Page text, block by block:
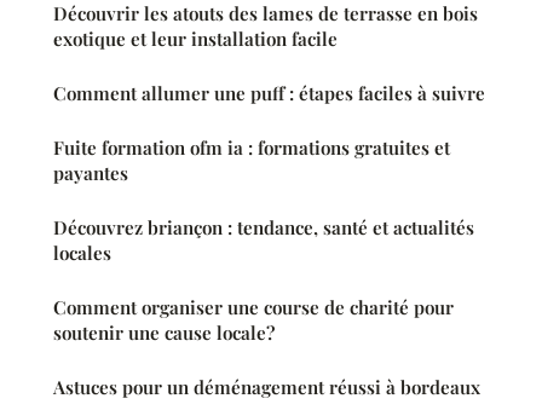
Découvrir les atouts des lames de terrasse en bois
exotique et leur installation facile
Comment allumer une puff : étapes faciles à suivre
Fuite formation ofm ia : formations gratuites et
payantes
Découvrez briançon : tendance, santé et actualités
locales
Comment organiser une course de charité pour
soutenir une cause locale?
Astuces pour un déménagement réussi à bordeaux